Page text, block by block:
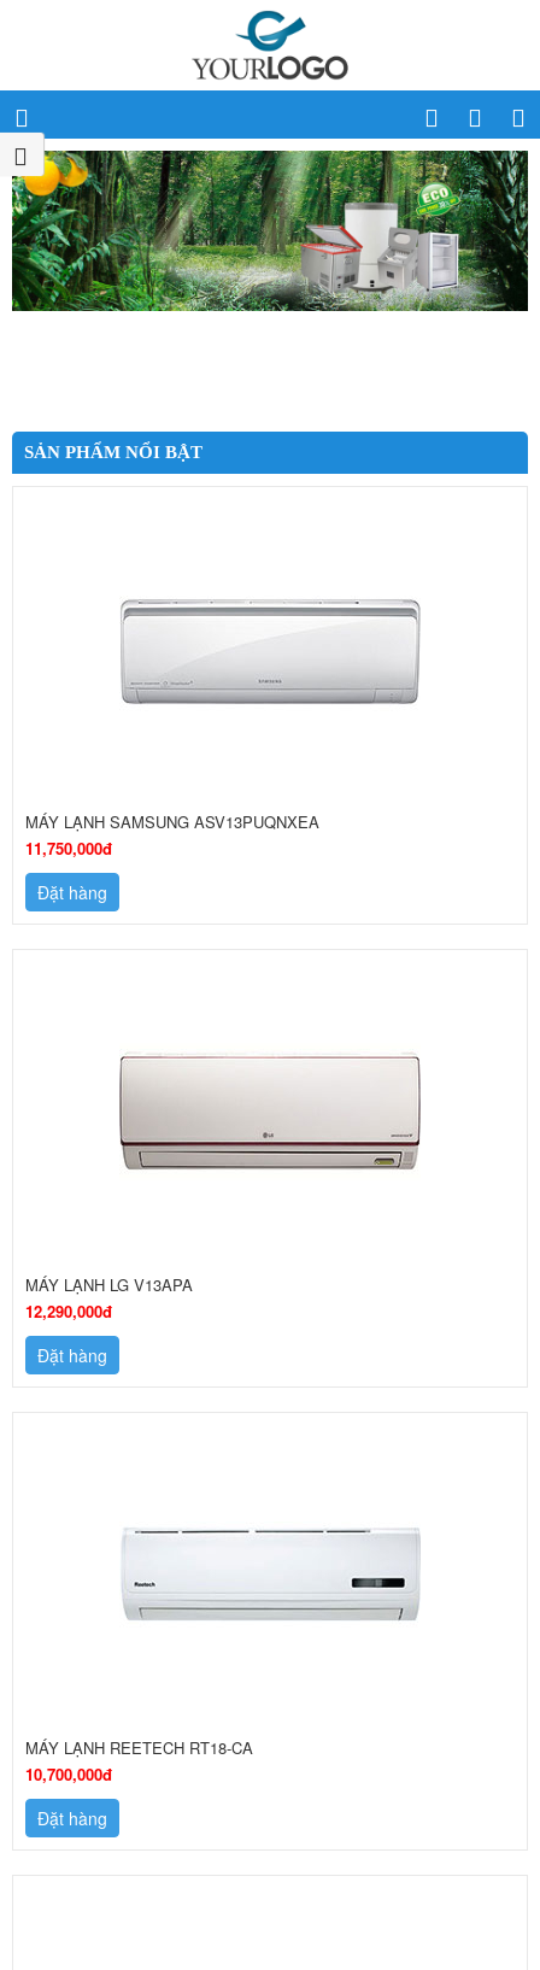
SẢN PHẨM NỔI BẬT
MÁY LẠNH SAMSUNG ASV13PUQNXEA
11,750,000đ
Đặt hàng
MÁY LẠNH LG V13APA
12,290,000đ
Đặt hàng
MÁY LẠNH REETECH RT18-CA
10,700,000đ
Đặt hàng